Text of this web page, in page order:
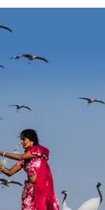
如水族館般的水窟
方解答！解答：珊瑚
喇叭藻白果藻綠色刺
鰓海膽斷腕蛸黑海